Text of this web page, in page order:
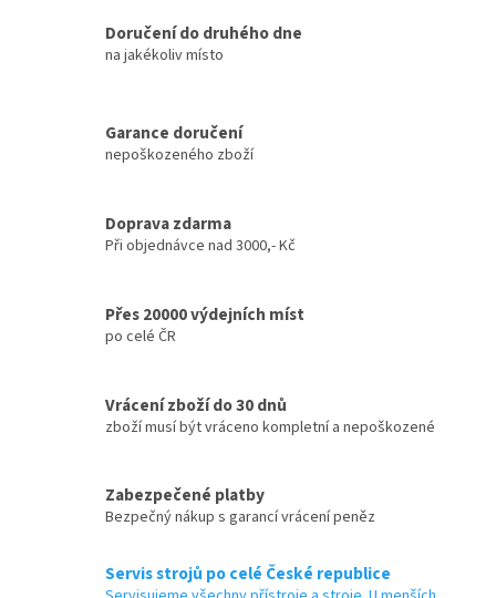
Doručení do druhého dne
na jakékoliv místo
Garance doručení
nepoškozeného zboží
Doprava zdarma
Při objednávce nad 3000,- Kč
Přes 20000 výdejních míst
po celé ČR
Vrácení zboží do 30 dnů
zboží musí být vráceno kompletní a nepoškozené
Zabezpečené platby
Bezpečný nákup s garancí vrácení peněz
Servis strojů po celé České republice